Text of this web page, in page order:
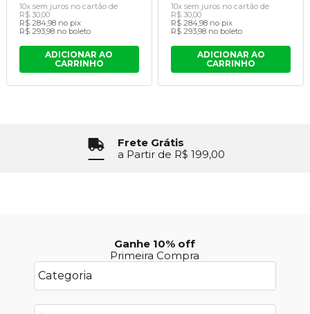
10x sem juros no cartãode
R$ 30,00
R$ 284,98 no pix
R$ 293,98 no boleto
ADICIONAR AO
CARRINHO
10x sem juros no cartão de
R$ 30,00
R$ 284,98 no pix
R$ 293,98 no boleto
ADICIONAR AO
CARRINHO
Frete Grátis
a Partir de R$ 199,00
Ganhe 10% off
Primeira Compra